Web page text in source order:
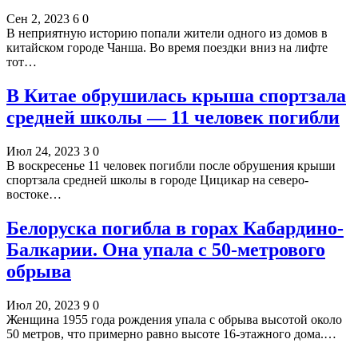
Сен 2, 2023 6 0
В неприятную историю попали жители одного из домов в
китайском городе Чанша. Во время поездки вниз на лифте
тот…
В Китае обрушилась крыша спортзала
средней школы — 11 человек погибли
Июл 24, 2023 3 0
В воскресенье 11 человек погибли после обрушения крыши
спортзала средней школы в городе Цицикар на северо-
востоке…
Белоруска погибла в горах Кабардино-
Балкарии. Она упала с 50-метрового
обрыва
Июл 20, 2023 9 0
Женщина 1955 года рождения упала с обрыва высотой около
50 метров, что примерно равно высоте 16-этажного дома.…